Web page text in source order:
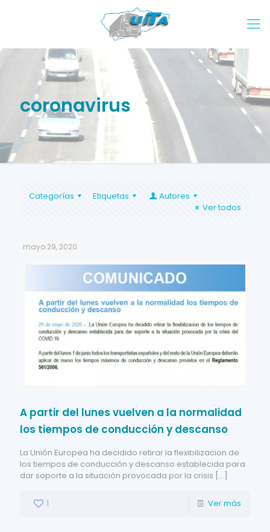
coronavirus
Categorías Etiquetas
Autores
Ver todos
mayo 29, 2020
A partir del lunes vuelven a la normalidad
los tiempos de conducción y descanso
La Unión Europea ha decidido retirar la flexibilizacion de
los tiempos de conducción y descanso establecida para
dar soporte a la situación provocada por la crisis […]
1 Ver más